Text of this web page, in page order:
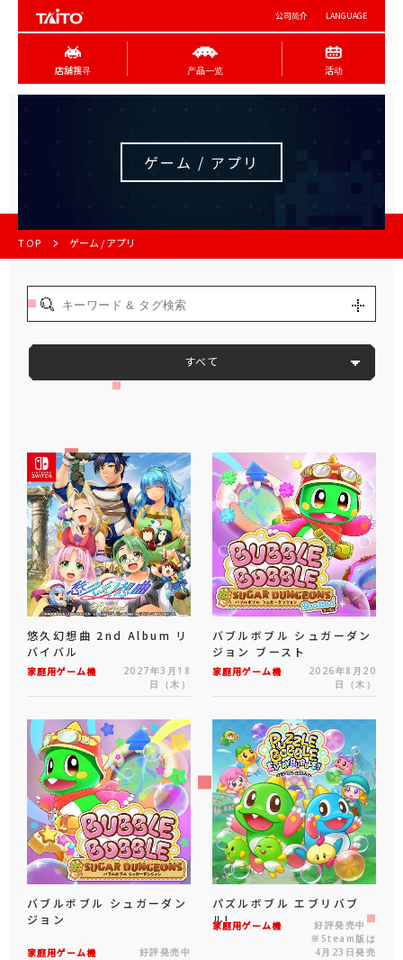
公司简介 LANGUAGE
店舖搜寻 产品一览 活动
ゲーム / アプリ
TOP ゲーム / アプリ
すべて
悠久幻想曲 2nd Album リ
バイバル
家庭用ゲーム機
2027年3月18
日（木）
バブルボブル シュガーダン
ジョン ブースト
家庭用ゲーム機
2026年8月20
日（木）
バブルボブル シュガーダン
ジョン
家庭用ゲーム機 好評発売中
パズルボブル エブリバブ
ル!
家庭用ゲーム機
好評発売中
※Steam版は
4月23日発売